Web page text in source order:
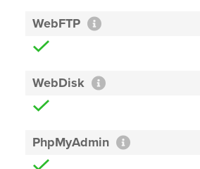
WebFTP
WebDisk
PhpMyAdmin